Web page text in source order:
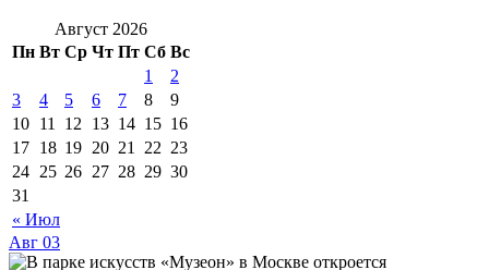
Август 2026
Пн Вт Ср Чт Пт Сб Вс
« Июл
1
2
3
4 5 6 7 8
9
10 11 12 13 14 15 16
17 18 19 20 21 22 23
24 25 26 27 28 29 30
31
Авг 03